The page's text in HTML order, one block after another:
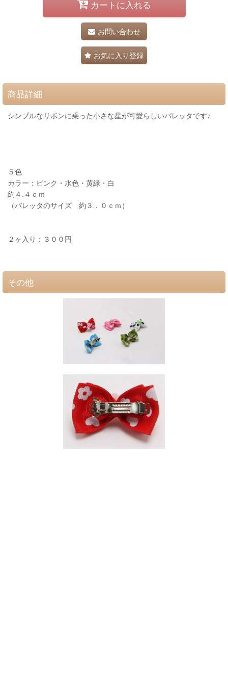
カートに入れる
お問い合わせ
お気に入り登録
商品詳細
シンプルなリボンに乗った小さな星が可愛らしいバレッタです♪
５色
カラー：ピンク・水色・黄緑・白
約４.４ｃｍ
（バレッタのサイズ 約３．０ｃｍ）
２ヶ入り：３００円
その他